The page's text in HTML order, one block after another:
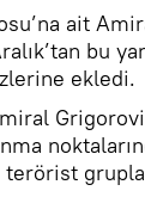
ait
bu
ekledi.